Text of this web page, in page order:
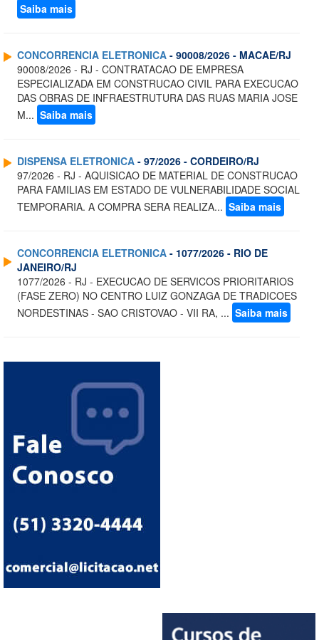
Saiba mais
CONCORRENCIA ELETRONICA - 90008/2026 - MACAE/RJ
90008/2026 - RJ - CONTRATACAO DE EMPRESA
ESPECIALIZADA EM CONSTRUCAO CIVIL PARA EXECUCAO
DAS OBRAS DE INFRAESTRUTURA DAS RUAS MARIA JOSE
M... Saiba mais
DISPENSA ELETRONICA - 97/2026 - CORDEIRO/RJ
97/2026 - RJ - AQUISICAO DE MATERIAL DE CONSTRUCAO
PARA FAMILIAS EM ESTADO DE VULNERABILIDADE SOCIAL
TEMPORARIA. A COMPRA SERA REALIZA... Saiba mais
CONCORRENCIA ELETRONICA - 1077/2026 - RIO DE
JANEIRO/RJ
1077/2026 - RJ - EXECUCAO DE SERVICOS PRIORITARIOS
(FASE ZERO) NO CENTRO LUIZ GONZAGA DE TRADICOES
NORDESTINAS - SAO CRISTOVAO - VII RA, ... Saiba mais